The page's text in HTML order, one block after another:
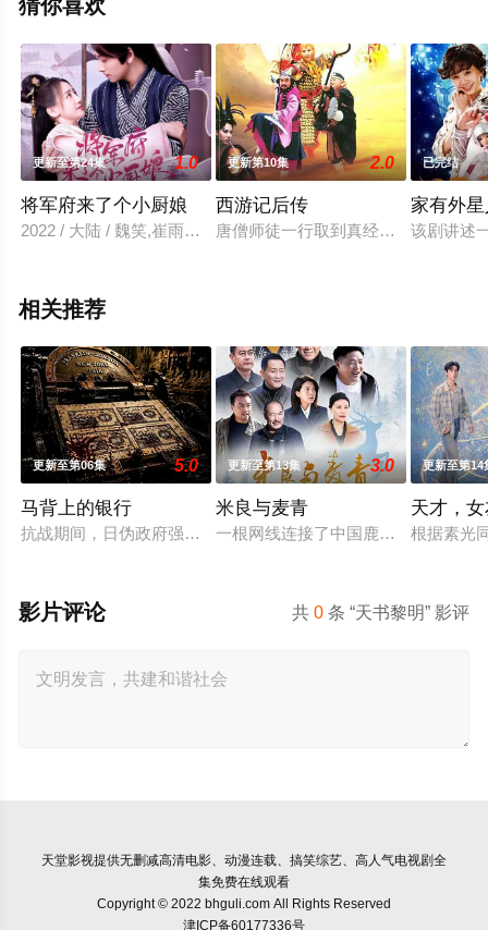
猜你喜欢
更新至第24集 1.0
将军府来了个小厨娘
2022 / 大陆 / 魏笑,崔雨鑫,邱雨铄
更新第10集 2.0
西游记后传
唐僧师徒一行取到真经后，顺利的
已完结
家有外
该剧讲述
相关推荐
更新至第06集 5.0
马背上的银行
抗战期间，日伪政府强行推广、使用由“中国准备银行”发行的
更新至第13集 3.0
米良与麦青
一根网线连接了中国鹿鸣村和英国牛
更新至第14
天才，
根据素光
共0 条 “天书黎明” 影评
影片评论
天堂影视提供无删减高清电影、动漫连载、搞笑综艺、高人气电视剧全
集免费在线观看
Copyright © 2022 bhguli.com All Rights Reserved
津ICP备60177336号